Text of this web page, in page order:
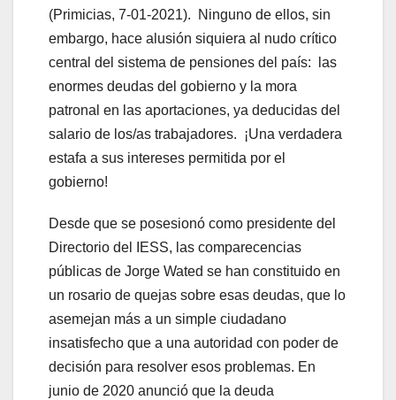
(Primicias, 7-01-2021). Ninguno de ellos, sin
embargo, hace alusión siquiera al nudo crítico
central del sistema de pensiones del país: las
enormes deudas del gobierno y la mora
patronal en las aportaciones, ya deducidas del
salario de los/as trabajadores. ¡Una verdadera
estafa a sus intereses permitida por el
gobierno!
Desde que se posesionó como presidente del
Directorio del IESS, las comparecencias
públicas de Jorge Wated se han constituido en
un rosario de quejas sobre esas deudas, que lo
asemejan más a un simple ciudadano
insatisfecho que a una autoridad con poder de
decisión para resolver esos problemas. En
junio de 2020 anunció que la deuda